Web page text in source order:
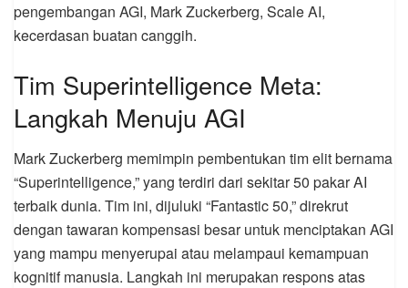
pengembangan AGI, Mark Zuckerberg, Scale AI,
kecerdasan buatan canggih.
Tim Superintelligence Meta:
Langkah Menuju AGI
Mark Zuckerberg memimpin pembentukan tim elit bernama
“Superintelligence,” yang terdiri dari sekitar 50 pakar AI
terbaik dunia. Tim ini, dijuluki “Fantastic 50,” direkrut
dengan tawaran kompensasi besar untuk menciptakan AGI
yang mampu menyerupai atau melampaui kemampuan
kognitif manusia. Langkah ini merupakan respons atas